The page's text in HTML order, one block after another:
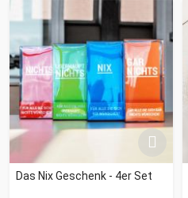
Das Nix Geschenk - 4er Set